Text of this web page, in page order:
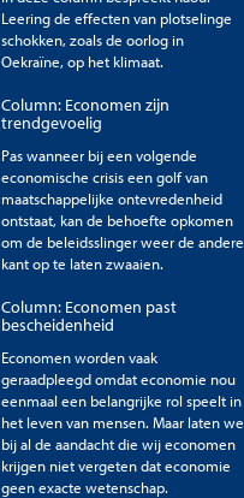
Leering de effecten van plotselinge
schokken, zoals de oorlog in
Oekraïne, op het klimaat.
Column: Economen zijn
trendgevoelig
Pas wanneer bij een volgende
economische crisis een golf van
maatschappelijke ontevredenheid
ontstaat, kan de behoefte opkomen
om de beleidsslinger weer de andere
kant op te laten zwaaien.
Column: Economen past
bescheidenheid
Economen worden vaak
geraadpleegd omdat economie nou
eenmaal een belangrijke rol speelt in
het leven van mensen. Maar laten we
bij al de aandacht die wij economen
krijgen niet vergeten dat economie
geen exacte wetenschap.